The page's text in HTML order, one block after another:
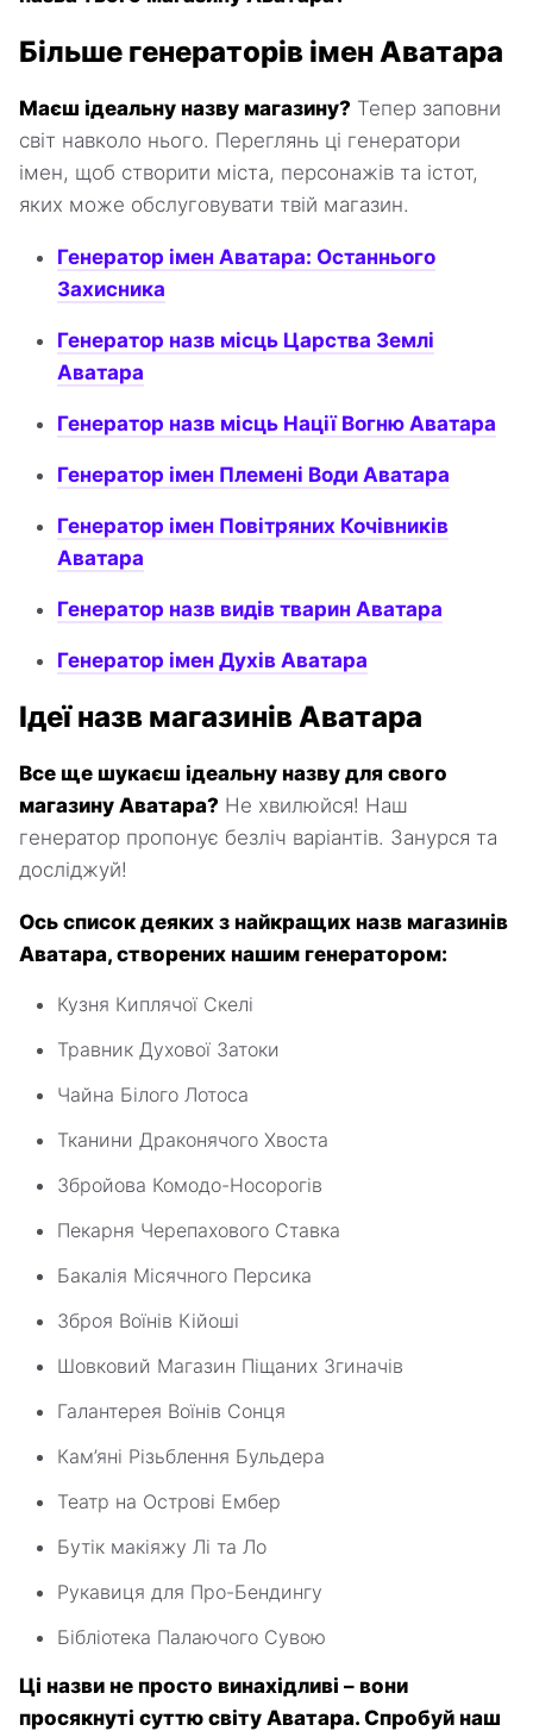
Більше генераторів імен Аватара
Маєш ідеальну назву магазину? Тепер заповни
світ навколо нього. Переглянь ці генератори
імен, щоб створити міста, персонажів та істот,
яких може обслуговувати твій магазин.
Генератор імен Аватара: Останнього
Захисника
Генератор назв місць Царства Землі
Аватара
Генератор назв місць Нації Вогню Аватара
Генератор імен Племені Води Аватара
Генератор імен Повітряних Кочівників
Аватара
Генератор назв видів тварин Аватара
Генератор імен Духів Аватара
Ідеї назв магазинів Аватара
Все ще шукаєш ідеальну назву для свого
магазину Аватара? Не хвилюйся! Наш
генератор пропонує безліч варіантів. Занурся та
досліджуй!
Ось список деяких з найкращих назв магазинів
Аватара, створених нашим генератором:
Кузня Киплячої Скелі
Травник Духової Затоки
Чайна Білого Лотоса
Тканини Драконячого Хвоста
Збройова Комодо-Носорогів
Пекарня Черепахового Ставка
Бакалія Місячного Персика
Зброя Воїнів Кійоші
Шовковий Магазин Піщаних Згиначів
Галантерея Воїнів Сонця
Кам’яні Різьблення Бульдера
Театр на Острові Ембер
Бутік макіяжу Лі та Ло
Рукавиця для Про-Бендингу
Бібліотека Палаючого Сувою
Ці назви не просто винахідливі – вони
просякнуті суттю світу Аватара. Спробуй наш